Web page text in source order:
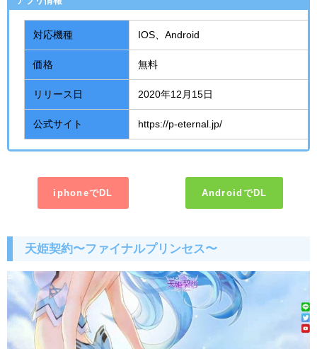
対応機種 IOS、 Android
価格 無料
リリース日 2020年12 月 15 日
公式サイト https://p-eternal.jp/
iphoneでDL AndroidでDL
天姫契約〜ファイナルプリンセス〜